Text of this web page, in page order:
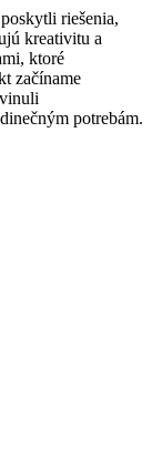
riešenia,
kreativitu a
ktoré
začíname
potrebám.